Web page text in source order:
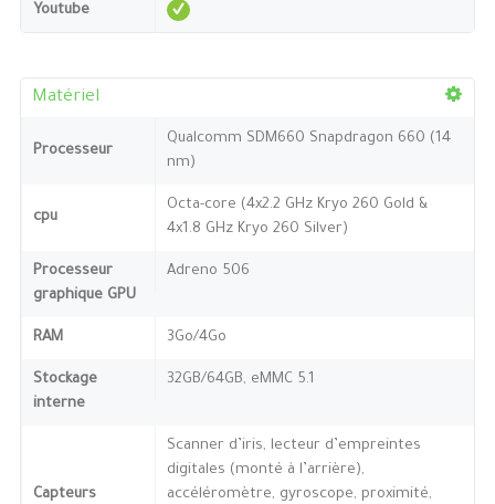
Youtube
Matériel
Processeur
Qualcomm SDM660 Snapdragon 660 (14
nm)
cpu
Octa-core (4x2.2 GHz Kryo 260 Gold &
4x1.8 GHz Kryo 260 Silver)
Processeur
graphique GPU
Adreno 506
RAM 3Go/4Go
Stockage
interne
32GB/64GB, eMMC 5.1
Capteurs
Scanner d’iris, lecteur d’empreintes
digitales (monté à l’arrière),
accéléromètre, gyroscope, proximité,